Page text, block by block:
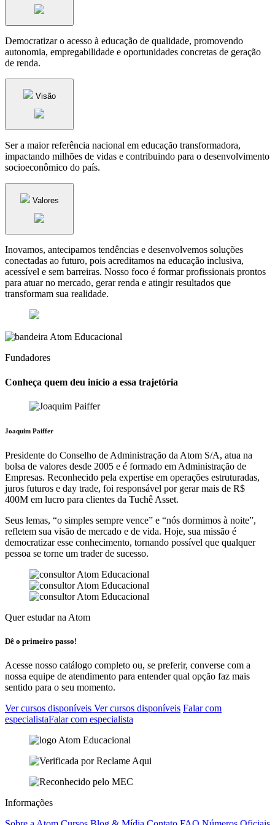
Democratizar o acesso à educação de qualidade, promovendo
autonomia, empregabilidade e oportunidades concretas de geração
de renda.
Visão
Ser a maior referência nacional em educação transformadora,
impactando milhões de vidas e contribuindo para o desenvolvimento
socioeconômico do país.
Valores
Inovamos, antecipamos tendências e desenvolvemos soluções
conectadas ao futuro, pois acreditamos na educação inclusiva,
acessível e sem barreiras. Nosso foco é formar profissionais prontos
para atuar no mercado, gerar renda e atingir resultados que
transformam sua realidade.
Fundadores
Conheça quem deu início a essa trajetória
Joaquim Paiffer
Presidente do Conselho de Administração da Atom S/A, atua na
bolsa de valores desde 2005 e é formado em Administração de
Empresas. Reconhecido pela expertise em operações estruturadas,
juros futuros e day trade, foi responsável por gerar mais de R$
400M em lucro para clientes da Tuchê Asset.
Seus lemas, “o simples sempre vence” e “nós dormimos à noite”,
refletem sua visão de mercado e de vida. Hoje, sua missão é
democratizar esse conhecimento, tornando possível que qualquer
pessoa se torne um trader de sucesso.
Quer estudar na Atom
Dê o primeiro passo!
Acesse nosso catálogo completo ou, se preferir, converse com a
nossa equipe de atendimento para entender qual opção faz mais
sentido para o seu momento.
Ver cursos disponíveis Ver cursos disponíveis Falar com
especialistaFalar com especialista
Informações